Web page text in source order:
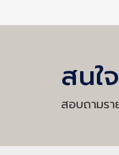
สนใ
สอบถามรา